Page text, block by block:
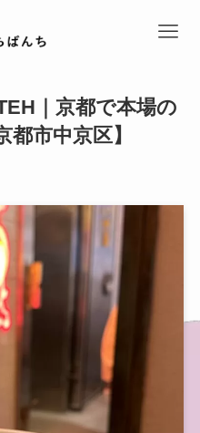
｜京都で本場の
市中京区】